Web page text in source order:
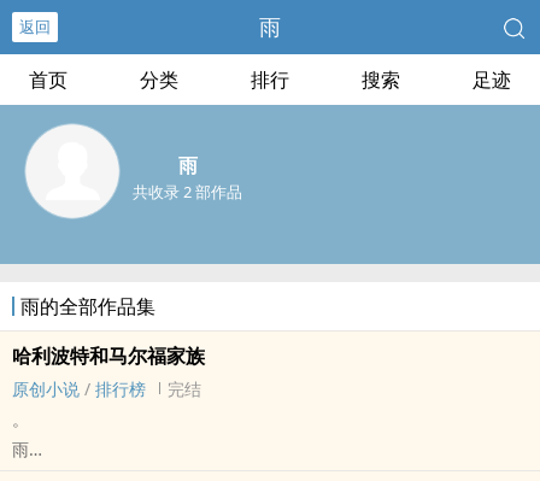
返回 雨
首页 分类 排行 搜索 足迹
雨
共收录 2 部作品
雨的全部作品集
哈利波特和马尔福家族
原创小说 / 排行榜
完结
。
雨